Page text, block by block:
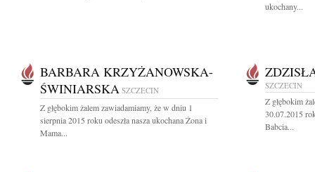
ukochany...
BARBARA KRZYŻANOWSKA-
ŚWINIARSKA SZCZECIN
Z głębokim żalem zawiadamiamy, że w dniu 1
sierpnia 2015 roku odeszła nasza ukochana Żona i
Mama...
SZCZECIN
Z głębokim
30.07.2015
Babcia...